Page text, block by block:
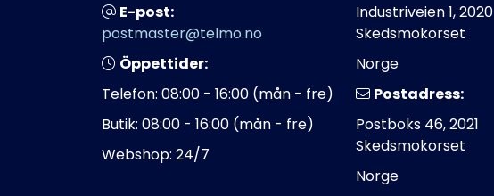
E-post:
postmaster@telmo.no
Öppettider:
Telefon: 08:00 - 16:00 (mån - fre)
Butik: 08:00 - 16:00 (mån - fre)
Webshop: 24/7
Industriveien 1, 2020
Skedsmokorset
Norge
Postadress:
Postboks 46, 2021
Skedsmokorset
Norge